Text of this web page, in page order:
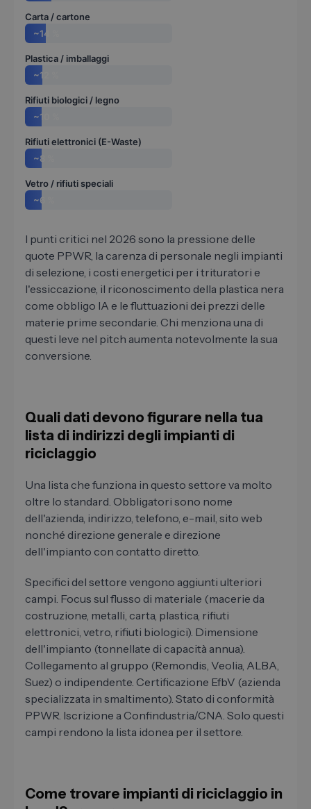
Carta / cartone
~14 %
Plastica / imballaggi
~12 %
Rifiuti biologici / legno
~10 %
Rifiuti elettronici (E-Waste)
~8 %
Vetro / rifiuti speciali
~6 %
I punti critici nel 2026 sono la pressione delle
quote PPWR, la carenza di personale negli impianti
di selezione, i costi energetici per i trituratori e
l'essiccazione, il riconoscimento della plastica nera
come obbligo IA e le fluttuazioni dei prezzi delle
materie prime secondarie. Chi menziona una di
questi leve nel pitch aumenta notevolmente la sua
conversione.
Quali dati devono figurare nella tua
lista di indirizzi degli impianti di
riciclaggio
Una lista che funziona in questo settore va molto
oltre lo standard. Obbligatori sono nome
dell'azienda, indirizzo, telefono, e-mail, sito web
nonché direzione generale e direzione
dell'impianto con contatto diretto.
Specifici del settore vengono aggiunti ulteriori
campi. Focus sul flusso di materiale (macerie da
costruzione, metalli, carta, plastica, rifiuti
elettronici, vetro, rifiuti biologici). Dimensione
dell'impianto (tonnellate di capacità annua).
Collegamento al gruppo (Remondis, Veolia, ALBA,
Suez) o indipendente. Certificazione EfbV (azienda
specializzata in smaltimento). Stato di conformità
PPWR. Iscrizione a Confindustria/CNA. Solo questi
campi rendono la lista idonea per il settore.
Come trovare impianti di riciclaggio in